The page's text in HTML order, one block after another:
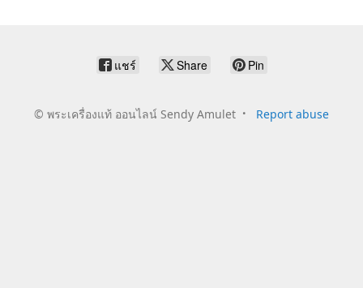
แชร์ Share Pin
© พระเครื่องแท้ ออนไลน์ Sendy Amulet Report abuse